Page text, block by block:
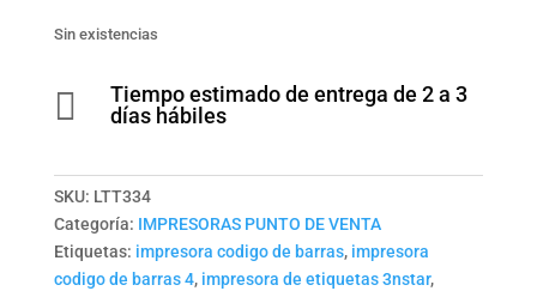
Sin existencias

Tiempo estimado de entrega de 2 a 3
días hábiles
SKU: LTT334
Categoría: IMPRESORAS PUNTO DE VENTA
Etiquetas: impresora codigo de barras, impresora
codigo de barras 4, impresora de etiquetas 3nstar,